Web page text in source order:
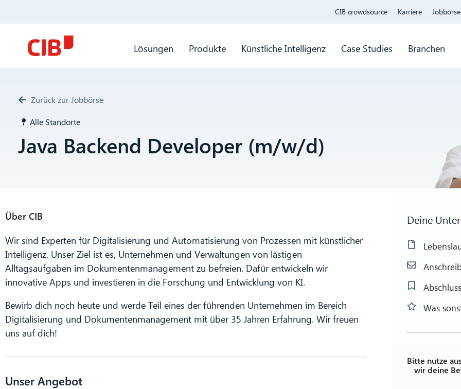
CIB crowdsource Karriere Jobbörse
Lösungen Produkte Künstliche Intelligenz Case Studies Branchen
Zurück zur Jobbörse
Alle Standorte
Java Backend Developer (m/w/d)
Über CIB
Wir sind Experten für Digitalisierung und Automatisierung von Prozessen mit künstlicher
Intelligenz. Unser Ziel ist es, Unternehmen und Verwaltungen von lästigen
Alltagsaufgaben im Dokumentenmanagement zu befreien. Dafür entwickeln wir
innovative Apps und investieren in die Forschung und Entwicklung von KI.
Bewirb dich noch heute und werde Teil eines der führenden Unternehmen im Bereich
Digitalisierung und Dokumentenmanagement mit über 35 Jahren Erfahrung. Wir freuen
uns auf dich!
Unser Angebot
Deine
Was
Bitte nutze
wir deine